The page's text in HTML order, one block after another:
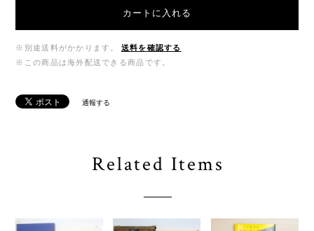
カートに入れる
※別途送料がかかります。
送料を確認する
※この商品は海外配送できる商品です。
通報する
Related Items